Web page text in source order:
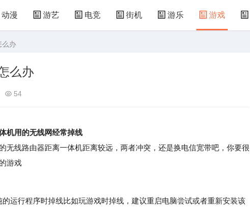
动漫 游艺 电竞 街机 游乐 游戏
么办
么办
54
机用的无线网经常掉线
线路由器距离一体机距离较远，两者冲突，还是换电信宽带吧，你要很
游戏
运行程序时掉线比如玩游戏时掉线，建议重启电脑尝试或者重新安装该